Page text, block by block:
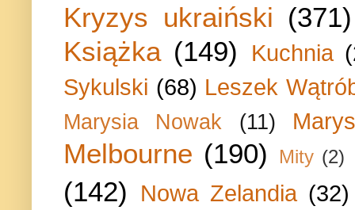
Kryzys ukraiński (371)
Książka (149) Kuchnia
Sykulski (68) Leszek
Marysia Nowak (11)
Melbourne (190) Mity (2)
(142) Nowa Zelandia (32)